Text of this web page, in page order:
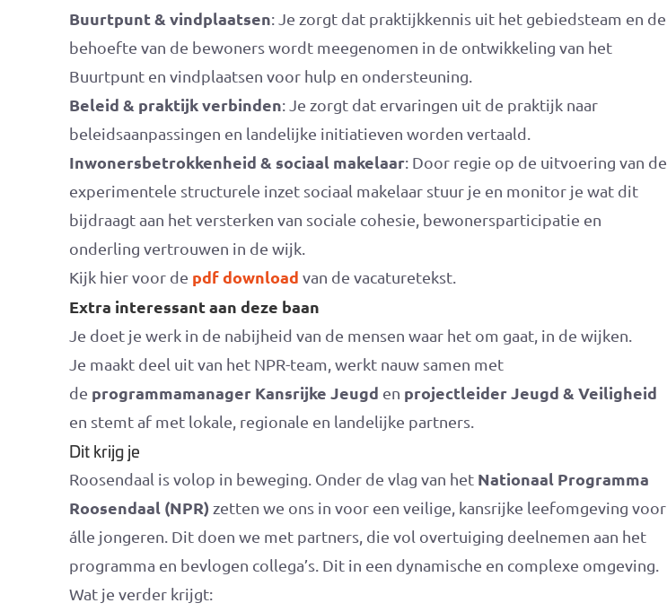
Buurtpunt & vindplaatsen: Je zorgt dat praktijkkennis uit het gebiedsteam en de
behoefte van de bewoners wordt meegenomen in de ontwikkeling van het
Buurtpunt en vindplaatsen voor hulp en ondersteuning.
Beleid & praktijk verbinden: Je zorgt dat ervaringen uit de praktijk naar
beleidsaanpassingen en landelijke initiatieven worden vertaald.
Inwonersbetrokkenheid & sociaal makelaar: Door regie op de uitvoering van de
experimentele structurele inzet sociaal makelaar stuur je en monitor je wat dit
bijdraagt aan het versterken van sociale cohesie, bewonersparticipatie en
onderling vertrouwen in de wijk.
Kijk hier voor de pdf download van de vacaturetekst.
Extra interessant aan deze baan
Je doet je werk in de nabijheid van de mensen waar het om gaat, in de wijken.
Je maakt deel uit van het NPR-team, werkt nauw samen met
de programmamanager Kansrijke Jeugd en projectleider Jeugd & Veiligheid
en stemt af met lokale, regionale en landelijke partners.
Dit krijg je
Roosendaal is volop in beweging. Onder de vlag van het Nationaal Programma
Roosendaal (NPR) zetten we ons in voor een veilige, kansrijke leefomgeving voor
álle jongeren. Dit doen we met partners, die vol overtuiging deelnemen aan het
programma en bevlogen collega’s. Dit in een dynamische en complexe omgeving.
Wat je verder krijgt: